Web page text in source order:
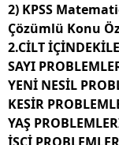
2) KPSS
Çözümlü Konu
2.CİLT
SAYI
YENİ NESİL
KESİR
YAŞ